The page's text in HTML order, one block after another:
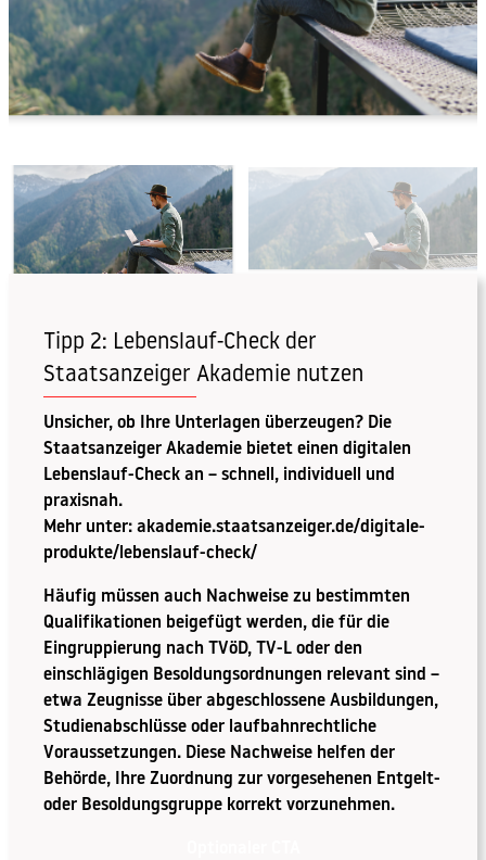
Tipp 2: Lebenslauf-Check der
Staatsanzeiger Akademie nutzen
Unsicher, ob Ihre Unterlagen überzeugen? Die
Staatsanzeiger Akademie bietet einen digitalen
Lebenslauf-Check an – schnell, individuell und
praxisnah.
Mehr unter: akademie.staatsanzeiger.de/digitale-
produkte/lebenslauf-check/
Häufig müssen auch Nachweise zu bestimmten
Qualifikationen beigefügt werden, die für die
Eingruppierung nach TVöD, TV-L oder den
einschlägigen Besoldungsordnungen relevant sind –
etwa Zeugnisse über abgeschlossene Ausbildungen,
Studienabschlüsse oder laufbahnrechtliche
Voraussetzungen. Diese Nachweise helfen der
Behörde, Ihre Zuordnung zur vorgesehenen Entgelt-
oder Besoldungsgruppe korrekt vorzunehmen.